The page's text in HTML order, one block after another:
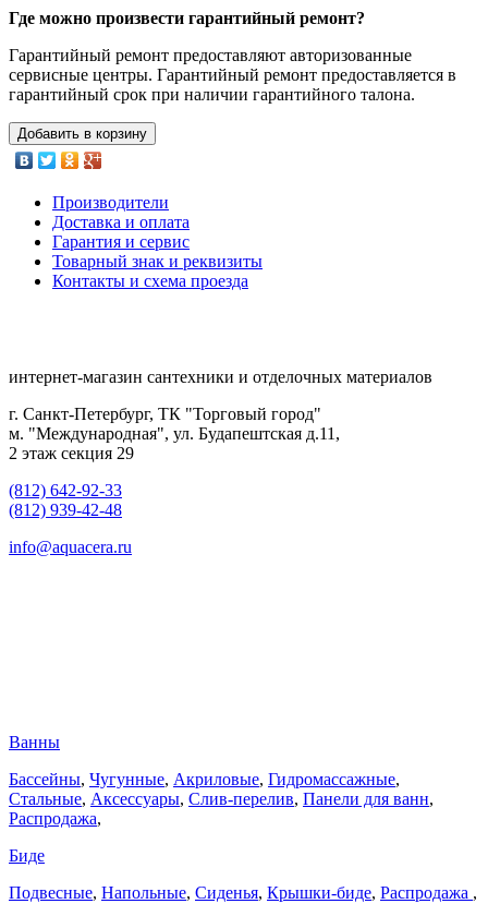
Где можно произвести гарантийный ремонт?
Гарантийный ремонт предоставляют авторизованные
сервисные центры. Гарантийный ремонт предоставляется в
гарантийный срок при наличии гарантийного талона.
Добавить в корзину
Производители
Доставка и оплата
Гарантия и сервис
Товарный знак и реквизиты
Контакты и схема проезда
интернет-магазин сантехники и отделочных материалов
г. Санкт-Петербург, ТК "Торговый город"
м. "Международная", ул. Будапештская д.11,
2 этаж секция 29
(812) 642-92-33
(812) 939-42-48
info@aquacera.ru
Ванны
Бассейны, Чугунные, Акриловые, Гидромассажные,
Стальные, Аксессуары, Слив-перелив, Панели для ванн,
Распродажа,
Биде
Подвесные, Напольные, Сиденья, Крышки-биде, Распродажа ,